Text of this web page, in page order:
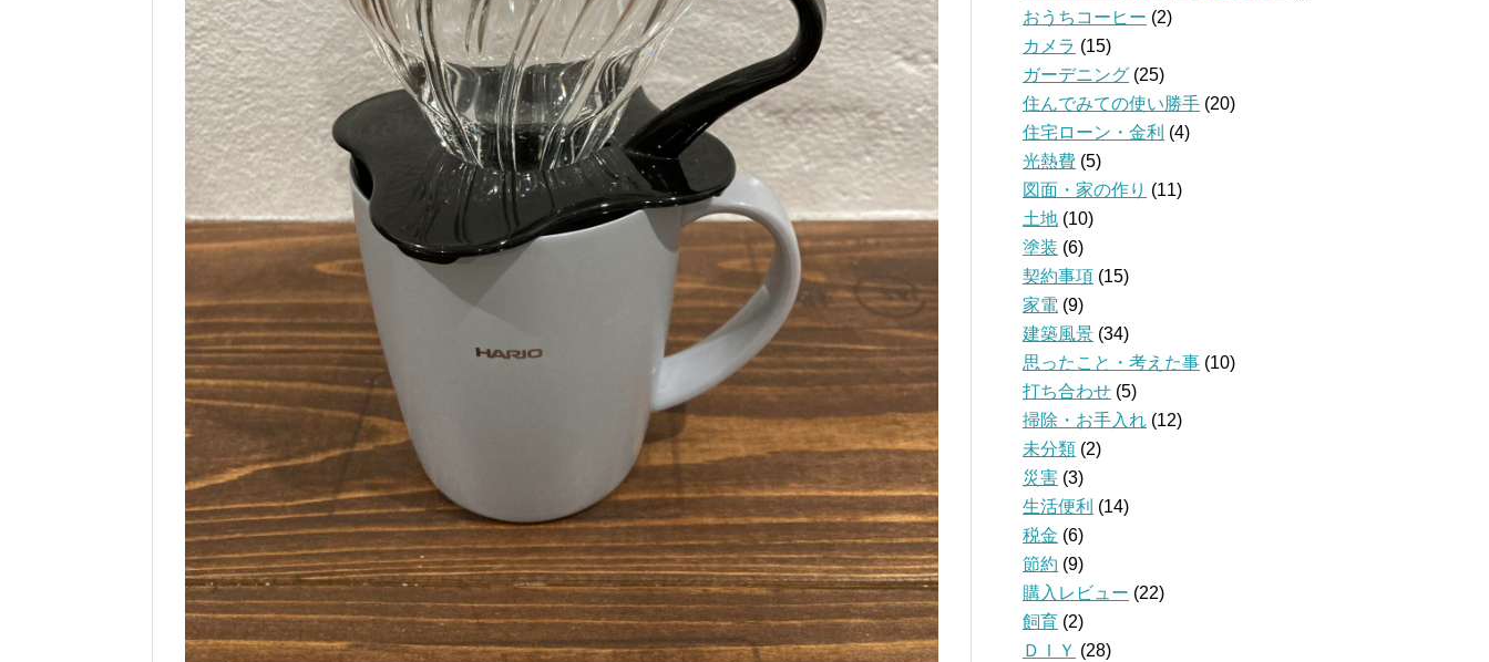
おうちコーヒー (2)
カメラ (15)
ガーデニング (25)
住んでみての使い勝手 (20)
住宅ローン・金利 (4)
光熱費 (5)
図面・家の作り (11)
土地 (10)
塗装 (6)
契約事項 (15)
家電 (9)
建築風景 (34)
思ったこと・考えた事 (10)
打ち合わせ (5)
掃除・お手入れ (12)
未分類 (2)
災害 (3)
生活便利 (14)
税金 (6)
節約 (9)
購入レビュー (22)
飼育 (2)
ＤＩＹ (28)